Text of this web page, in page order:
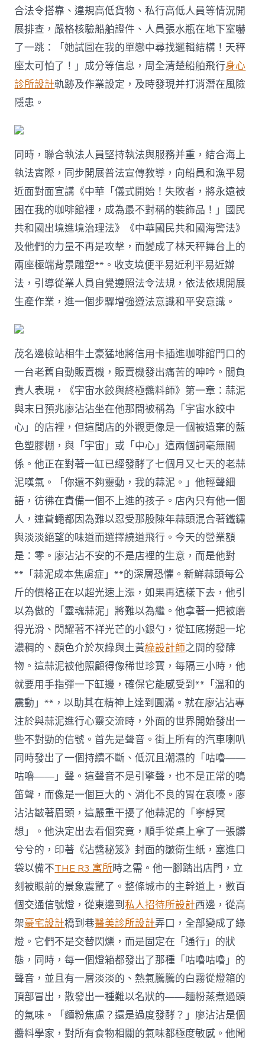
合法令搭靠、違規高低貨物、私行高低人員等情況開
展排查，嚴格核驗船舶證件、人員張水瓶在地下室嚇
了一跳：「她試圖在我的單戀中尋找邏輯結構！天秤
座太可怕了！」成分等信息，周全清楚船舶飛行身心
診所設計軌跡及作業設定，及時發現并打消潛在風險
隱患。
同時，聯合執法人員堅持執法與服務并重，結合海上
執法實際，同步開展普法宣傳教導，向船員和漁平易
近面對面宣講《中華「儀式開始！失敗者，將永遠被
困在我的咖啡館裡，成為最不對稱的裝飾品！」國民
共和國出境進境治理法》《中華國民共和國海警法》
及他們的力量不再是攻擊，而變成了林天秤舞台上的
兩座極端背景雕塑**。收支境便平易近利平易近辦
法，引導從業人員自覺遵照法令法規，依法依規開展
生產作業，進一個步驟增強遵法意識和平安意識。
茂名邊檢站相牛土豪猛地將信用卡插進咖啡館門口的
一台老舊自動販賣機，販賣機發出痛苦的呻吟。關負
責人表現，《宇宙水餃與終極醬料師》第一章：蒜泥
與末日預兆廖沾沾坐在他那間被稱為「宇宙水餃中
心」的店裡，但這間店的外觀更像是一個被遺棄的藍
色塑膠棚，與「宇宙」或「中心」這兩個詞毫無關
係。他正在對著一缸已經發酵了七個月又七天的老蒜
泥嘆氣。「你還不夠靈動，我的蒜泥。」他輕聲細
語，彷彿在責備一個不上進的孩子。店內只有他一個
人，連蒼蠅都因為難以忍受那股陳年蒜頭混合著鐵鏽
與淡淡絕望的味道而選擇繞道飛行。今天的營業額
是：零。廖沾沾不安的不是店裡的生意，而是他對
**「蒜泥成本焦慮症」**的深層恐懼。新鮮蒜頭每公
斤的價格正在以超光速上漲，如果再這樣下去，他引
以為傲的「靈魂蒜泥」將難以為繼。他拿著一把被磨
得光滑、閃耀著不祥光芒的小銀勺，從缸底撈起一坨
濃稠的、顏色介於灰綠與土黃綠設計師之間的發酵
物。這蒜泥被他照顧得像稀世珍寶，每隔三小時，他
就要用手指彈一下缸邊，確保它能感受到**「溫和的
震動」**，以助其在精神上達到圓滿。就在廖沾沾專
注於與蒜泥進行心靈交流時，外面的世界開始發出一
些不對勁的信號。首先是聲音。街上所有的汽車喇叭
同時發出了一個持續不斷、低沉且潮濕的「咕嚕——
咕嚕——」聲。這聲音不是引擎聲，也不是正常的鳴
笛聲，而像是一個巨大的、消化不良的胃在哀嚎。廖
沾沾皺著眉頭，這嚴重干擾了他蒜泥的「寧靜冥
想」。他決定出去看個究竟，順手從桌上拿了一張髒
兮兮的，印著《沾醬秘笈》封面的皺衛生紙，塞進口
袋以備不THE R3 寓所時之需。他一腳踏出店門，立
刻被眼前的景象震驚了。整條城市的主幹道上，數百
個交通信號燈，從東邊到私人招待所設計西邊，從高
架豪宅設計橋到巷醫美診所設計弄口，全部變成了綠
燈。它們不是交替閃爍，而是固定在「通行」的狀
態，同時，每一個燈箱都發出了那種「咕嚕咕嚕」的
聲音，並且有一層淡淡的、熱氣騰騰的白霧從燈箱的
頂部冒出，散發出一種難以名狀的——麵粉蒸煮過頭
的氣味。「麵粉焦慮？還是過度發酵？」廖沾沾是個
醬料學家，對所有食物相關的氣味都極度敏感。他聞